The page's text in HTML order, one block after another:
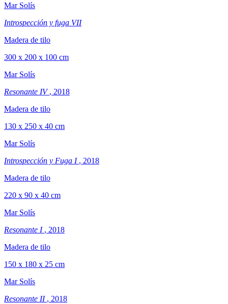
Mar Solís
Introspección y fuga VII
Madera de tilo
300 x 200 x 100 cm
Mar Solís
Resonante IV, 2018
Madera de tilo
130 x 250 x 40 cm
Mar Solís
Introspección y Fuga I , 2018
Madera de tilo
220 x 90 x 40 cm
Mar Solís
Resonante I , 2018
Madera de tilo
150 x 180 x 25 cm
Mar Solís
Resonante II , 2018